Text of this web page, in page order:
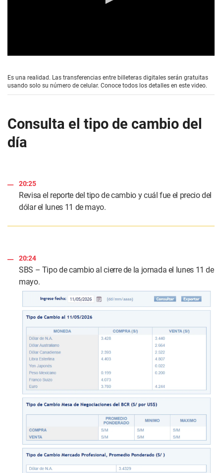
e
c
o
1
m
e
e
d
Es una realidad. Las transferencias entre billeteras digitales serán gratuitas
usando solo su número de celular. Conoce todos los detalles en este video.
Consulta el tipo de cambio del
día
20:25
Revisa el reporte del tipo de cambio y cuál fue el precio del
dólar el lunes 11 de mayo.
20:24
SBS – Tipo de cambio al cierre de la jornada el lunes 11 de
mayo.